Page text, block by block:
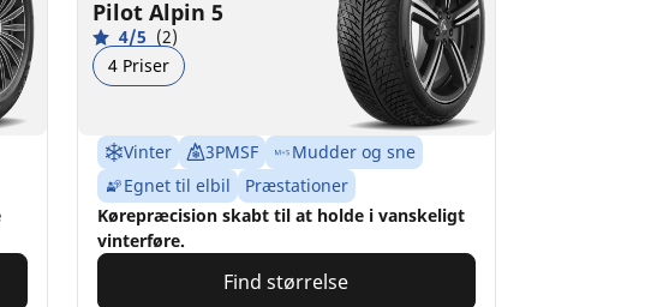
Pilot Alpin 5
4/5 (2)
4 Priser
Vinter 3PMSF
Mudder og sne
Egnet til elbil
Præstationer
Kørepræcision skabt til at holde i vanskeligt
vinterføre.
Find størrelse